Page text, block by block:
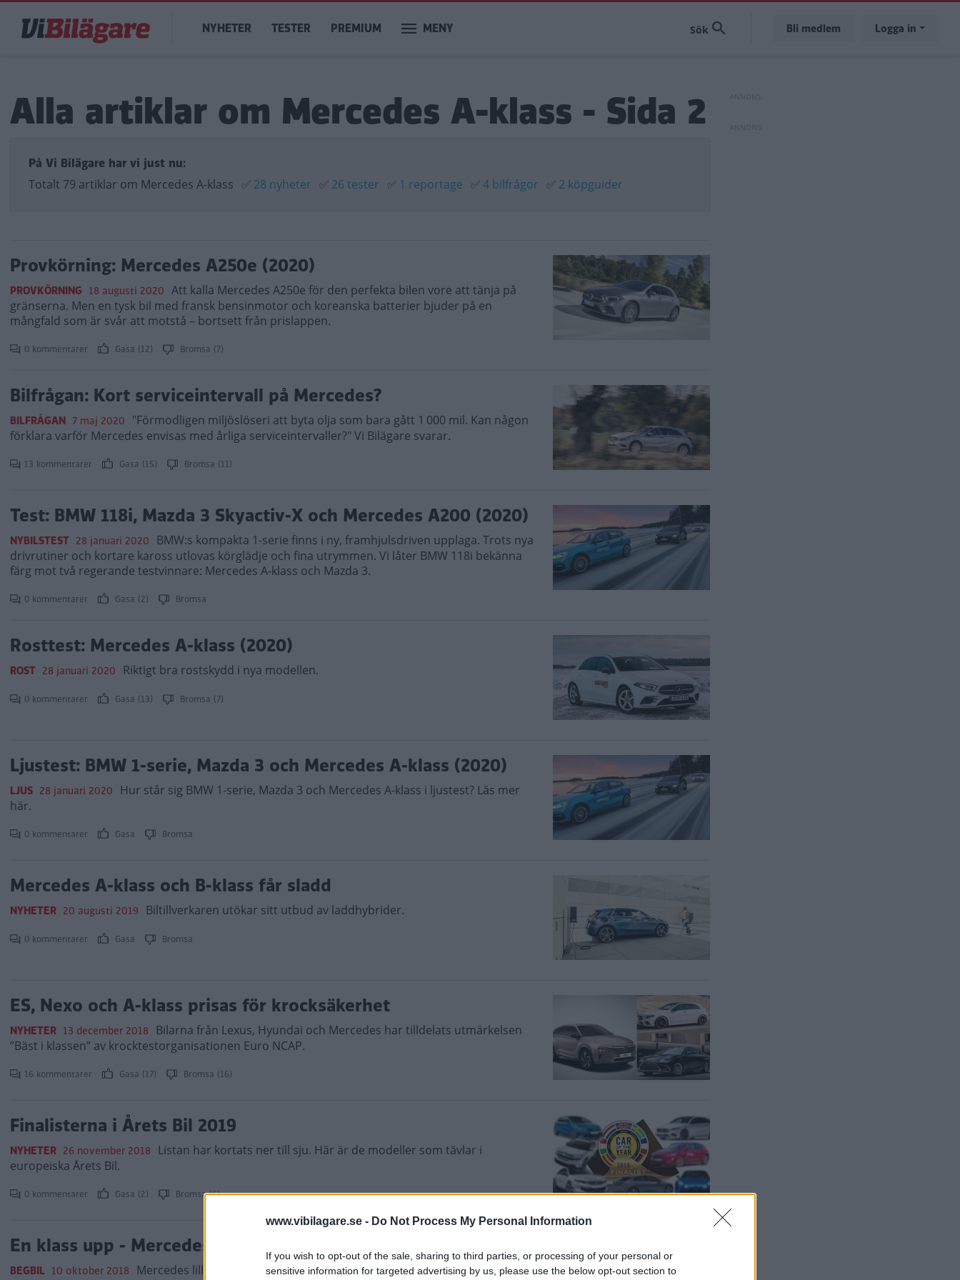
www.vibilagare.se - Do Not Process My Personal Information
If you wish to opt-out of the sale, sharing to third parties, or processing of your personal or
sensitive information for targeted advertising by us, please use the below opt-out section to
huvudinnehåll
Main
navigation
NYHETER TESTER PREMIUM MENY Bli medlem Logga in
Alla artiklar om Mercedes A-klass - Sida 2
På Vi Bilägare har vi just nu:
Totalt 79 artiklar om Mercedes A-klass ✅ 28 nyheter ✅ 26 tester ✅ 1 reportage ✅4 bilfrågor ✅ 2 köpguider
Provkörning: Mercedes A250e (2020)
PROVKÖRNING 18 augusti 2020 Att kalla Mercedes A250e för den perfekta bilen vore att tänja på
gränserna. Men en tysk bil med fransk bensinmotor och koreanska batterier bjuder på en
mångfald som är svår att motstå – bortsett från prislappen.
0 kommentarer Gasa (12) Bromsa (7)
Bilfrågan: Kort serviceintervall på Mercedes?
BILFRÅGAN 7 maj 2020 "Förmodligen miljöslöseri att byta olja som bara gått 1 000 mil. Kan någon
förklara varför Mercedes envisas med årliga serviceintervaller?" Vi Bilägare svarar.
13 kommentarer Gasa (15) Bromsa (11)
Test: BMW 118i, Mazda 3 Skyactiv-X och Mercedes A200 (2020)
NYBILSTEST 28 januari 2020 BMW:s kompakta 1-serie finns i ny, framhjulsdriven upplaga. Trots nya
drivrutiner och kortare kaross utlovas körglädje och fina utrymmen. Vi låter BMW 118i bekänna
färg mot två regerande testvinnare: Mercedes A-klass och Mazda 3.
0 kommentarer Gasa (2) Bromsa
Rosttest: Mercedes A-klass (2020)
ROST 28 januari 2020 Riktigt bra rostskydd i nya modellen.
0 kommentarer Gasa (13) Bromsa (7)
Ljustest: BMW 1-serie, Mazda 3 och Mercedes A-klass (2020)
LJUS 28 januari 2020 Hur står sig BMW 1-serie, Mazda 3 och Mercedes A-klass i ljustest? Läs mer
här.
0 kommentarer Gasa Bromsa
Mercedes A-klass och B-klass får sladd
NYHETER 20 augusti 2019 Biltillverkaren utökar sitt utbud av laddhybrider.
0 kommentarer Gasa Bromsa
ES, Nexo och A-klass prisas för krocksäkerhet
NYHETER 13 december 2018 Bilarna från Lexus, Hyundai och Mercedes har tilldelats utmärkelsen
”Bäst i klassen” av krocktestorganisationen Euro NCAP.
16 kommentarer Gasa (17) Bromsa (16)
Finalisterna i Årets Bil 2019
NYHETER 26 november 2018 Listan har kortats ner till sju. Här är de modeller som tävlar i
europeiska Årets Bil.
0 kommentarer Gasa (2) Bromsa (6)
En klass upp - Mercedes lilla A-klass
BEGBIL 10 oktober 2018 Mercedes lilla A-klass har helt annan design än sina föregångare. Som